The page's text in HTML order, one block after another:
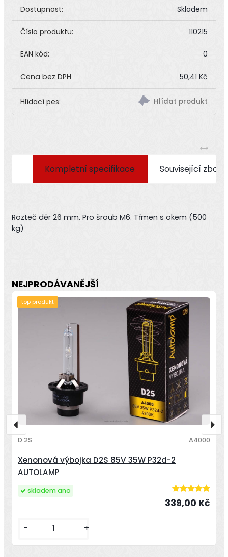
Dostupnost: Skladem
Číslo produktu: 110215
EAN kód: 0
50,41 Kč
Hlídací pes:
Kompletní specifikace Související zboží
Rozteč děr 26 mm. Pro šroub M6. Třmen s okem (500
kg)
NEJPRODÁVANĚJŠÍ
Xenonová výbojka D2S 85V 35W P32d-2
AUTOLAMP
D 2S A4000
339,00 Kč
- +
skladem ano
top produkt